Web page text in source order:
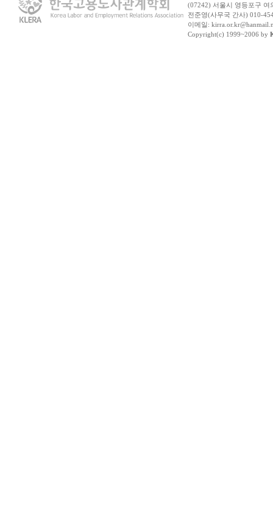
(07242) 서울시 영등포구 여
전준영(사무국 간사) 010-
이메일:
Copyright(c) 1999~2006 by